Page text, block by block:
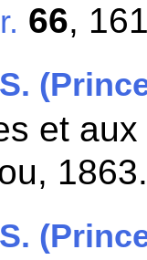
66,
et